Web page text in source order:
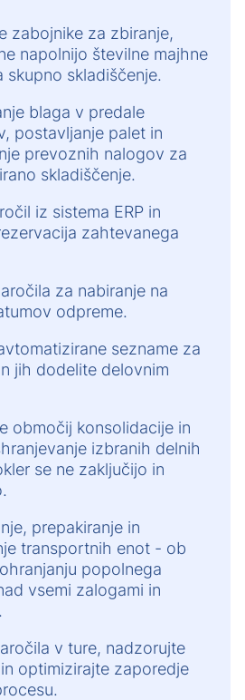
zabojnike za zbiranje,
napolnijo številne majhne
skupno skladiščenje.
blaga v predale
postavljanje palet in
prevoznih nalogov za
skladiščenje.
iz sistema ERP in
zahtevanega
za nabiranje na
odpreme.
sezname za
jih dodelite delovnim
območij konsolidacije in
izbranih delnih
se ne zaključijo in
prepakiranje in
transportnih enot - ob
popolnega
vsemi zalogami in
v ture, nadzorujte
optimizirajte zaporedje